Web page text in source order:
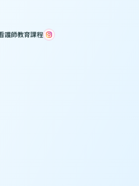
護師教育課程